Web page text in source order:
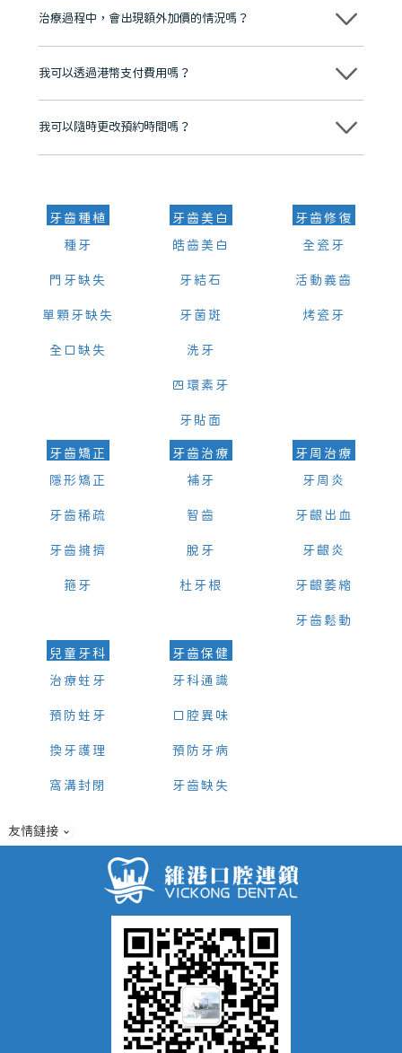
市市民極高的口碑評價及信任推薦 珠海、深圳設有八大分院，香港亦設
有咨詢及服務保障中心，有任何問題都可以隨時預約免費咨詢，讓人十
治療過程中，會出現額外加價的情況嗎？
不會，治療前我們會詳細說明治療方案及對應的價錢，顧客同意並簽字
我可以透過港幣支付費用嗎？
可以。維港口腔會按照當日匯率轉算收取費用，而匯率會及時告知客人
我可以隨時更改預約時間嗎？
可以，請盡早通過wechat或whatsapp聯絡我們，告知我們你原本預約
牙齒種植
種牙
門牙缺失
單顆牙缺失
全口缺失
牙齒美白
皓齒美白
牙結石
牙菌斑
洗牙
四環素牙
牙貼面
牙齒修復
全瓷牙
活動義齒
烤瓷牙
牙齒矯正
隱形矯正
牙齒稀疏
牙齒擁擠
箍牙
牙齒治療
補牙
智齒
脫牙
杜牙根
牙周治療
牙周炎
牙齦出血
牙齦炎
牙齦萎縮
牙齒鬆動
兒童牙科
治療蛀牙
預防蛀牙
換牙護理
窩溝封閉
牙齒保健
牙科通識
口腔異味
預防牙病
牙齒缺失
友情鏈接